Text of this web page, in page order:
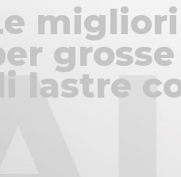
lastre